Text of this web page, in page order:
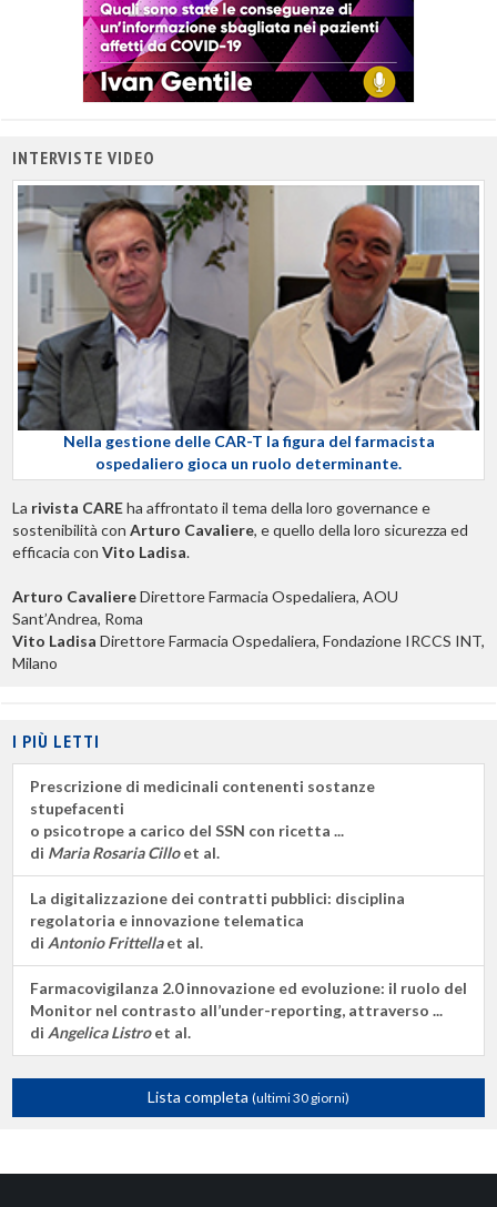
INTERVISTE VIDEO
Nella gestione delle CAR-T la figura del farmacista
ospedaliero gioca un ruolo determinante.
La rivista CAREha affrontato il tema della loro governance e
sostenibilità con Arturo Cavaliere, e quello della loro sicurezza ed
efficacia con Vito Ladisa.
Arturo CavaliereDirettore Farmacia Ospedaliera, AOU
Sant’Andrea, Roma
Vito Ladisa Direttore Farmacia Ospedaliera, Fondazione IRCCS INT,
Milano
I PIÙ LETTI
Prescrizione di medicinali contenenti sostanze
stupefacenti
o psicotrope a carico del SSN con ricetta ...
di Maria Rosaria Cilloet al.
La digitalizzazione dei contratti pubblici: disciplina
regolatoria e innovazione telematica
di Antonio Frittellaet al.
Farmacovigilanza 2.0 innovazione ed evoluzione: il ruolo del
Monitor nel contrasto all’under-reporting, attraverso ...
di Angelica Listroet al.
Lista completa (ultimi 30 giorni)